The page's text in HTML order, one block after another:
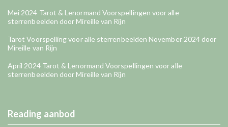
Mei 2024 Tarot & Lenormand Voorspellingen voor alle
sterrenbeelden door Mireille van Rijn
Tarot Voorspelling voor alle sterrenbeelden November 2024 door
Mireille van Rijn
April 2024 Tarot & Lenormand Voorspellingen voor alle
sterrenbeelden door Mireille van Rijn
Reading aanbod